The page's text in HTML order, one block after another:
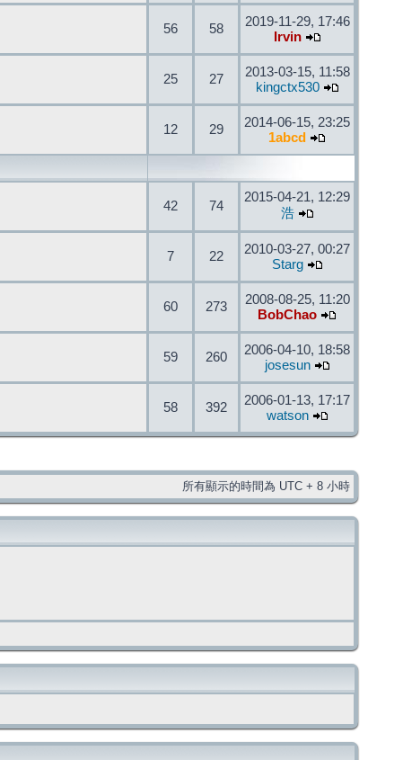
56 58
2019-11-29, 17:46
Irvin
25 27
2013-03-15, 11:58
kingctx530
12 29
2014-06-15, 23:25
1abcd
42 74
2015-04-21, 12:29
浩
7 22
2010-03-27, 00:27
Starg
60 273
2008-08-25, 11:20
BobChao
59 260
2006-04-10, 18:58
josesun
58 392
2006-01-13, 17:17
watson
所有顯示的時間為 UTC + 8 小時